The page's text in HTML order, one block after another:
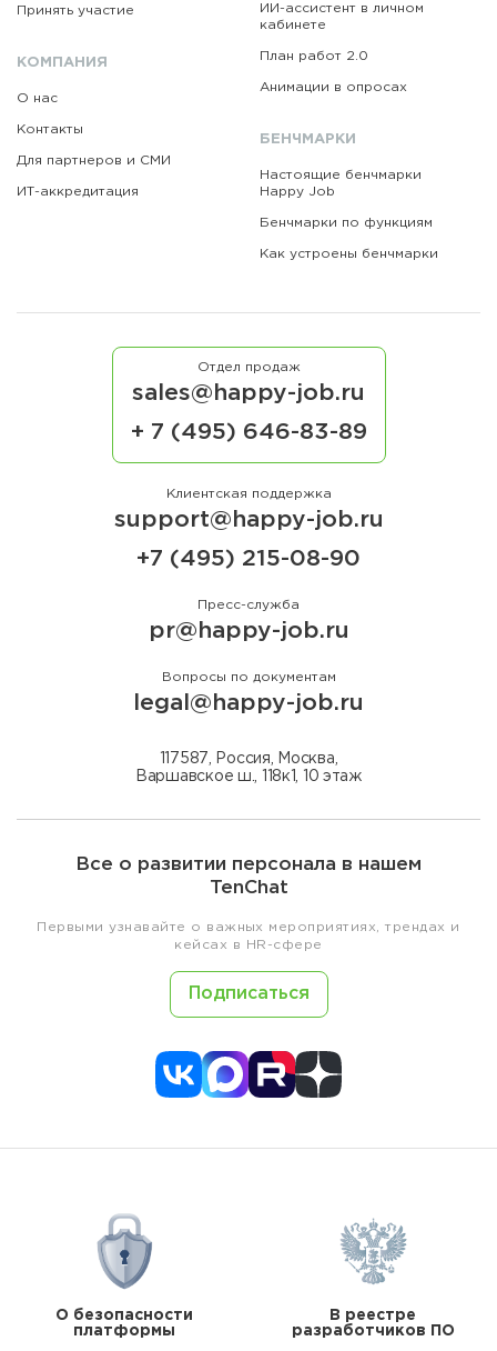
Принять участие
КОМПАНИЯ
О нас
Контакты
Для партнеров и СМИ
ИТ-аккредитация
ИИ-ассистент в личном
кабинете
План работ 2.0
Анимации в опросах
БЕНЧМАРКИ
Настоящие бенчмарки
Happy Job
Бенчмарки по функциям
Как устроены бенчмарки
Отдел продаж
sales@happy-job.ru
+ 7 (495) 646-83-89
Клиентская поддержка
support@happy-job.ru
+7 (495) 215-08-90
Пресс-служба
pr@happy-job.ru
Вопросы по документам
legal@happy-job.ru
117587, Россия, Москва,
Варшавское ш., 118к1, 10 этаж
Все о развитии персонала в нашем
TenChat
Первыми узнавайте о важных мероприятиях, трендах и
кейсах в HR-сфере
Подписаться
О безопасности
платформы
В реестре
разработчиков ПО